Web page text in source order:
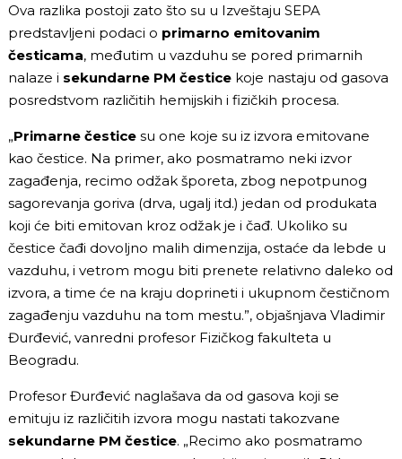
Ova razlika postoji zato što su u Izveštaju SEPA
predstavljeni podaci o primarno emitovanim
česticama, međutim u vazduhu se pored primarnih
nalaze i sekundarne PM čestice koje nastaju od gasova
posredstvom različitih hemijskih i fizičkih procesa.
„Primarne čestice su one koje su iz izvora emitovane
kao čestice. Na primer, ako posmatramo neki izvor
zagađenja, recimo odžak šporeta, zbog nepotpunog
sagorevanja goriva (drva, ugalj itd.) jedan od produkata
koji će biti emitovan kroz odžak je i čađ. Ukoliko su
čestice čađi dovoljno malih dimenzija, ostaće da lebde u
vazduhu, i vetrom mogu biti prenete relativno daleko od
izvora, a time će na kraju doprineti i ukupnom čestičnom
zagađenju vazduhu na tom mestu.”, objašnjava Vladimir
Đurđević, vanredni profesor Fizičkog fakulteta u
Beogradu.
Profesor Đurđević naglašava da od gasova koji se
emituju iz različitih izvora mogu nastati takozvane
sekundarne PM čestice. „Recimo ako posmatramo